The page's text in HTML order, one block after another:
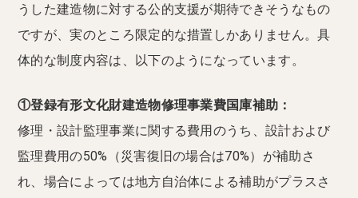
うした建造物に対する公的支援が期待できそうなもの
ですが、実のところ限定的な措置しかありません。具
体的な制度内容は、以下のようになっています。
①登録有形文化財建造物修理事業費国庫補助：
修理・設計監理事業に関する費用のうち、設計および
監理費用の50%（災害復旧の場合は70%）が補助さ
れ、場合によっては地方自治体による補助がプラスさ